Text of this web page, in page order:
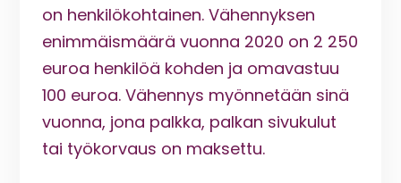
on henkilökohtainen. Vähennyksen
enimmäismäärä vuonna 2020 on 2 250
euroa henkilöä kohden ja omavastuu
100 euroa. Vähennys myönnetään sinä
vuonna, jona palkka, palkan sivukulut
tai työkorvaus on maksettu.